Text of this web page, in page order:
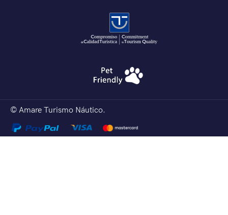
© Amare Turismo Náutico.